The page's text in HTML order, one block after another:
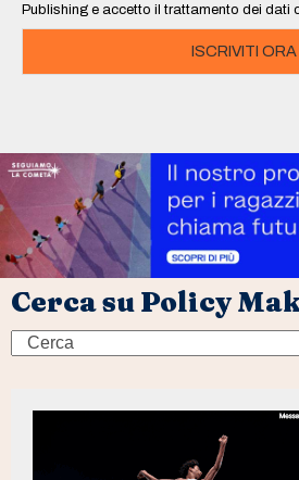
Publishing e accetto il trattamento dei dati
ISCRIVITI ORA
Cerca su Policy
Search